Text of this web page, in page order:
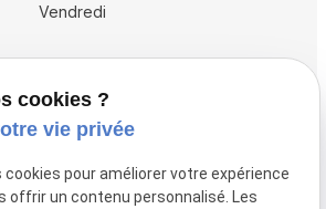
Vendredi
cookies ?
vie privée
pour améliorer votre expérience
offrir un contenu personnalisé. Les